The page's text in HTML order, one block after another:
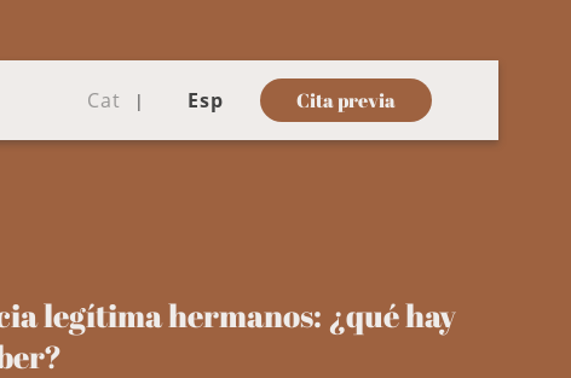
Cat Esp Cita previa
legítima hermanos: ¿qué hay